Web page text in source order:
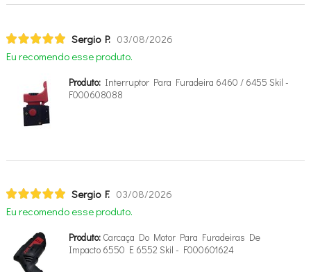
Sergio P. 03/08/2026
Eu recomendo esse produto.
Produto:Interruptor Para Furadeira 6460 / 6455 Skil -
F000608088
Sergio F. 03/08/2026
Eu recomendo esse produto.
Produto:Carcaça Do Motor Para Furadeiras De
Impacto 6550 E 6552 Skil - F000601624